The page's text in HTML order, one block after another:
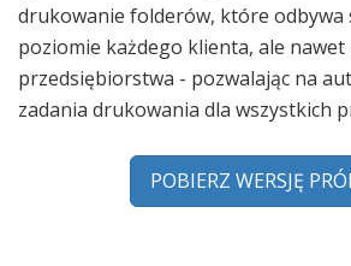
drukowanie folderów, które odbywa
poziomie każdego klienta, ale
przedsiębiorstwa - pozwalając na
zadania drukowania dla wszystkich
POBIERZ WERSJĘ